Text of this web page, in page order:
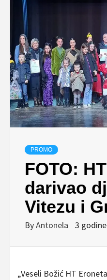
PROMO
FOTO:
darivao
Vitezu i
ByAntonela 3
„Veseli Božić HT